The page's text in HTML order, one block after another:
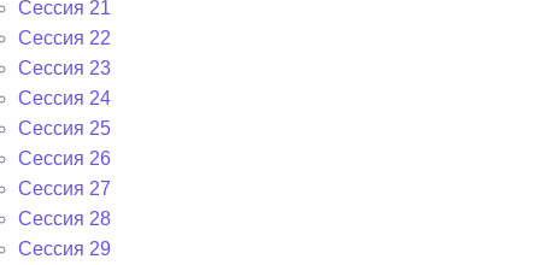
Сессия 21
Сессия 22
Сессия 23
Сессия 24
Сессия 25
Сессия 26
Сессия 27
Сессия 28
Сессия 29